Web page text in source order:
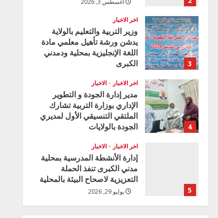
أغسطس 3, 2026
3
اخر الاخبار
وزير التربية والتعليم بالولاية
يدشن ورشة تأهيل معلمي مادة
اللغة الإنجليزية بمحلية ودمدني
الكبرى
4
اخر الاخبار الاخبار
مدير إدارة الجودة و التطوير
الإداري بوزارة التربية تشارك
الملتقي التنسيقي الأول لمديري
الجودة بالولايات
5
اخر الاخبار الاخبار
إدارة الأنشطة المدرسية بمحلية
مدني الكبرى تنفذ الحملة
التعزيزية لاصحاح البيئة بالمحلية
يوليو 29, 2026